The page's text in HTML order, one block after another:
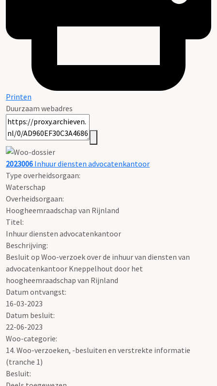
Printen
Duurzaam webadres
2023006 Inhuur diensten advocatenkantoor
Type overheidsorgaan:
Waterschap
Overheidsorgaan:
Hoogheemraadschap van Rijnland
Titel:
Inhuur diensten advocatenkantoor
Beschrijving:
Besluit op Woo-verzoek over de inhuur van diensten van
advocatenkantoor Kneppelhout door het
hoogheemraadschap van Rijnland
Datum ontvangst:
16-03-2023
Datum besluit:
22-06-2023
Woo-categorie:
14. Woo-verzoeken, -besluiten en verstrekte informatie
(tranche 1)
Besluit: